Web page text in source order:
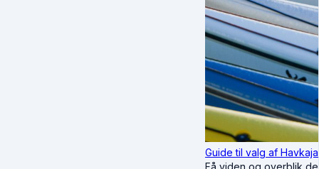
Guide til valg af
Få viden og overblik